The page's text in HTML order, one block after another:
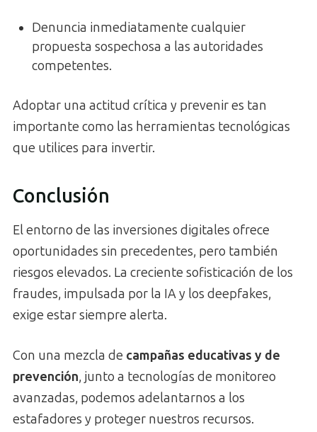
Denuncia inmediatamente cualquier
propuesta sospechosa a las autoridades
competentes.
Adoptar una actitud crítica y prevenir es tan
importante como las herramientas tecnológicas
que utilices para invertir.
Conclusión
El entorno de las inversiones digitales ofrece
oportunidades sin precedentes, pero también
riesgos elevados. La creciente sofisticación de los
fraudes, impulsada por la IA y los deepfakes,
exige estar siempre alerta.
Con una mezcla de campañas educativas y de
prevención, junto a tecnologías de monitoreo
avanzadas, podemos adelantarnos a los
estafadores y proteger nuestros recursos.